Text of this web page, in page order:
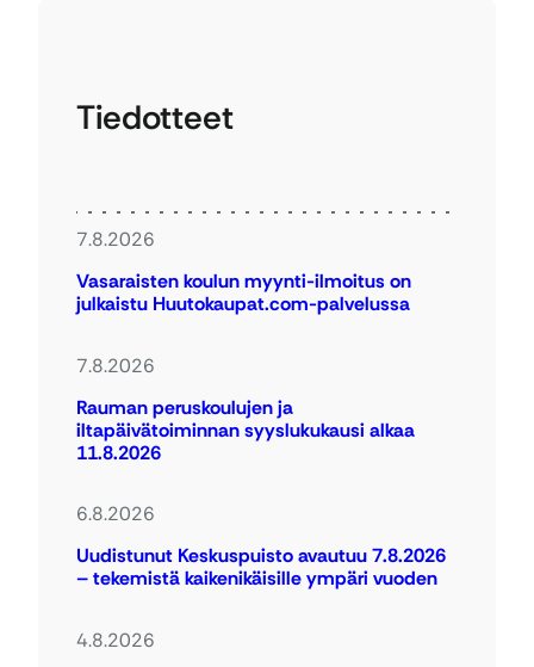
Tiedotteet
7.8.2026
Vasaraisten koulun myynti-ilmoitus on
julkaistu Huutokaupat.com-palvelussa
7.8.2026
Rauman peruskoulujen ja
iltapäivätoiminnan syyslukukausi alkaa
11.8.2026
6.8.2026
Uudistunut Keskuspuisto avautuu 7.8.2026
– tekemistä kaikenikäisille ympäri vuoden
4.8.2026